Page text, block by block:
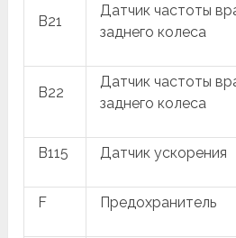
B21
Датчик частоты
заднего колеса
B22
Датчик частоты
заднего колеса
B115 Датчик ускорения
F Предохранитель